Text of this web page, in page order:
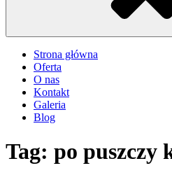
Strona główna
Oferta
O nas
Kontakt
Galeria
Blog
Tag: po puszczy